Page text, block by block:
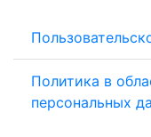
Политика в
персональных